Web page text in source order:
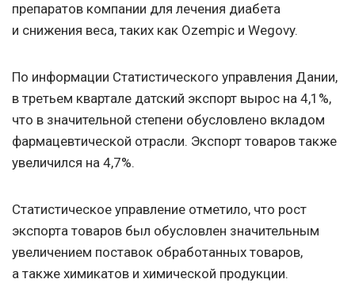
препаратов компании для лечения диабета
и снижения веса, таких как Ozempic и Wegovy.
По информации Статистического управления Дании,
в третьем квартале датский экспорт вырос на 4,1%,
что в значительной степени обусловлено вкладом
фармацевтической отрасли. Экспорт товаров также
увеличился на 4,7%.
Статистическое управление отметило, что рост
экспорта товаров был обусловлен значительным
увеличением поставок обработанных товаров,
а также химикатов и химической продукции.